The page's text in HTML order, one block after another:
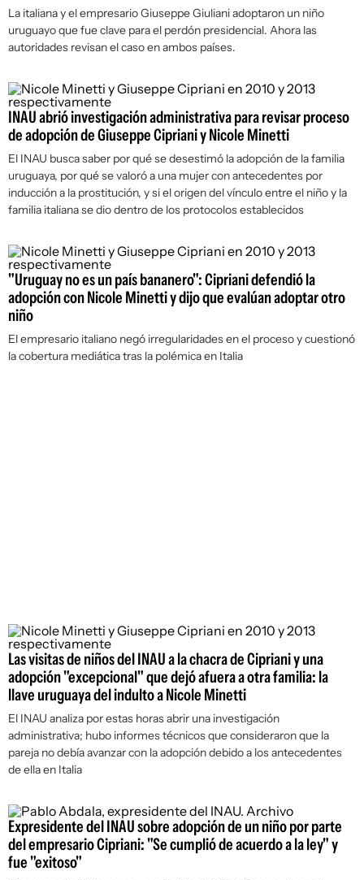
La italiana y el empresario Giuseppe Giuliani adoptaron un niño
uruguayo que fue clave para el perdón presidencial. Ahora las
autoridades revisan el caso en ambos países.
INAU abrió investigación administrativa para revisar proceso
de adopción de Giuseppe Cipriani y Nicole Minetti
El INAU busca saber por qué se desestimó la adopción de la familia
uruguaya, por qué se valoró a una mujer con antecedentes por
inducción a la prostitución, y si el origen del vínculo entre el niño y la
familia italiana se dio dentro de los protocolos establecidos
"Uruguay no es un país bananero": Cipriani defendió la
adopción con Nicole Minetti y dijo que evalúan adoptar otro
niño
El empresario italiano negó irregularidades en el proceso y cuestionó
la cobertura mediática tras la polémica en Italia
Las visitas de niños del INAU a la chacra de Cipriani y una
adopción "excepcional" que dejó afuera a otra familia: la
llave uruguaya del indulto a Nicole Minetti
El INAU analiza por estas horas abrir una investigación
administrativa; hubo informes técnicos que consideraron que la
pareja no debía avanzar con la adopción debido a los antecedentes
de ella en Italia
Expresidente del INAU sobre adopción de un niño por parte
del empresario Cipriani: "Se cumplió de acuerdo a la ley" y
fue "exitoso"